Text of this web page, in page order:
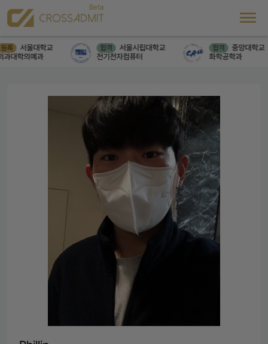
록
서울대학교
대학의예과
합격
서울시립대학교
전기전자컴퓨터
합격
중앙대학교
화학공학과